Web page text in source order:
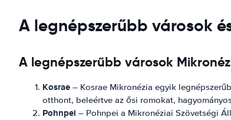
A legnépszerűbb városok
A legnépszerűbb városok
Kosrae – Kosrae Mikronézia egyik
otthont, beleértve az ősi romokat,
Pohnpei – Pohnpei a Mikronéziai Szövetségi